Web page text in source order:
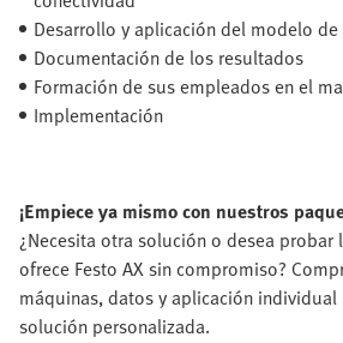
Desarrollo y aplicación del modelo de
Documentación de los resultados
Formación de sus empleados en el
Implementación
¡Empiece ya mismo con nuestros
¿Necesita otra solución o desea probar
ofrece Festo AX sin compromiso?
máquinas, datos y aplicación
solución personalizada.